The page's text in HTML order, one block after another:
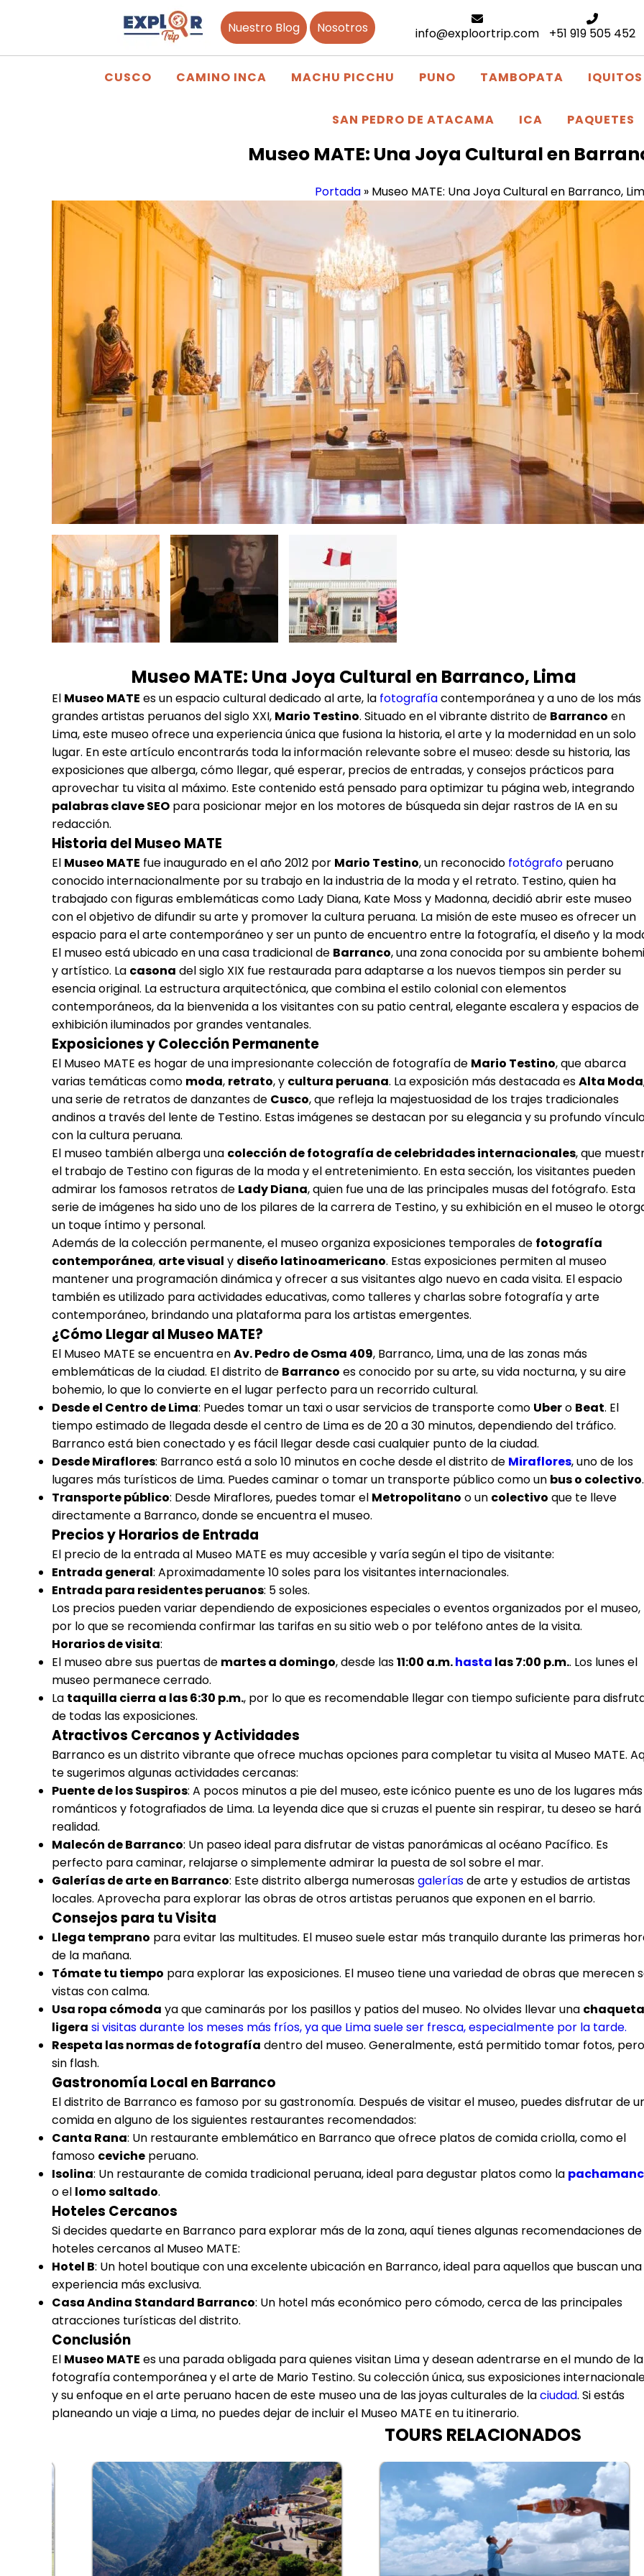
Nuestro Blog Nosotros info@exploortrip.com +51 919 505 452
CUSCO CAMINO INCA MACHU PICCHU PUNO TAMBOPATA IQUITOS
SAN PEDRO DE ATACAMA ICA PAQUETES
Museo MATE: Una Joya Cultural en
Portada» Museo MATE: Una Joya Cultural en Barranco,
Museo MATE: Una Joya Cultural en Barranco, Lima
El Museo MATE es un espacio cultural dedicado al arte, la fotografíacontemporánea y a uno de los más
grandes artistas peruanos del siglo XXI, Mario Testino. Situado en el vibrante distrito de Barranco en
Lima, este museo ofrece una experiencia única que fusiona la historia, el arte y la modernidad en un solo
lugar. En este artículo encontrarás toda la información relevante sobre el museo: desde su historia, las
exposiciones que alberga, cómo llegar, qué esperar, precios de entradas, y consejos prácticos para
aprovechar tu visita al máximo. Este contenido está pensado para optimizar tu página web, integrando
palabras clave SEO para posicionar mejor en los motores de búsqueda sin dejar rastros de IA en su
redacción.
Historia del Museo MATE
El Museo MATE fue inaugurado en el año 2012 por Mario Testino, un reconocido fotógrafo peruano
conocido internacionalmente por su trabajo en la industria de la moda y el retrato. Testino, quien ha
trabajado con figuras emblemáticas como Lady Diana, Kate Moss y Madonna, decidió abrir este museo
con el objetivo de difundir su arte y promover la cultura peruana. La misión de este museo es ofrecer un
espacio para el arte contemporáneo y ser un punto de encuentro entre la fotografía, el diseño y la
El museo está ubicado en una casa tradicional de Barranco, una zona conocida por su ambiente
y artístico. La casona del siglo XIX fue restaurada para adaptarse a los nuevos tiempos sin perder su
esencia original. La estructura arquitectónica, que combina el estilo colonial con elementos
contemporáneos, da la bienvenida a los visitantes con su patio central, elegante escalera y espacios de
exhibición iluminados por grandes ventanales.
Exposiciones y Colección Permanente
El Museo MATE es hogar de una impresionante colección de fotografía de Mario Testino, que abarca
varias temáticas como moda, retrato, y cultura peruana. La exposición más destacada esAlta Moda
una serie de retratos de danzantes de Cusco, que refleja la majestuosidad de los trajes tradicionales
andinos a través del lente de Testino. Estas imágenes se destacan por su elegancia y su profundo
con la cultura peruana.
El museo también alberga una colección de fotografía de celebridades internacionales, que
el trabajo de Testino con figuras de la moda y el entretenimiento. En esta sección, los visitantes pueden
admirar los famosos retratos de Lady Diana, quien fue una de las principales musas del fotógrafo. Esta
serie de imágenes ha sido uno de los pilares de la carrera de Testino, y su exhibición en el museo le
un toque íntimo y personal.
Además de la colección permanente, el museo organiza exposiciones temporales de fotografía
contemporánea, arte visual y diseño latinoamericano. Estas exposiciones permiten al museo
mantener una programación dinámica y ofrecer a sus visitantes algo nuevo en cada visita. El espacio
también es utilizado para actividades educativas, como talleres y charlas sobre fotografía y arte
contemporáneo, brindando una plataforma para los artistas emergentes.
¿Cómo Llegar al Museo MATE?
El Museo MATE se encuentra enAv. Pedro de Osma 409, Barranco, Lima, una de las zonas más
emblemáticas de la ciudad. El distrito de Barranco es conocido por su arte, su vida nocturna, y su aire
bohemio, lo que lo convierte en el lugar perfecto para un recorrido cultural.
Desde el Centro de Lima: Puedes tomar un taxi o usar servicios de transporte como Ubero Beat. El
tiempo estimado de llegada desde el centro de Lima es de 20 a 30 minutos, dependiendo del tráfico.
Barranco está bien conectado y es fácil llegar desde casi cualquier punto de la ciudad.
Desde Miraflores: Barranco está a solo 10 minutos en coche desde el distrito de Miraflores, uno de los
lugares más turísticos de Lima. Puedes caminar o tomar un transporte público como un bus o colectivo.
Transporte público: Desde Miraflores, puedes tomar el Metropolitano o un colectivo que te lleve
directamente a Barranco, donde se encuentra el museo.
Precios y Horarios de Entrada
El precio de la entrada al Museo MATE es muy accesible y varía según el tipo de visitante:
Entrada general: Aproximadamente 10 soles para los visitantes internacionales.
Entrada para residentes peruanos: 5 soles.
Los precios pueden variar dependiendo de exposiciones especiales o eventos organizados por el museo,
por lo que se recomienda confirmar las tarifas en su sitio web o por teléfono antes de la visita.
Horarios de visita:
El museo abre sus puertas de martes a domingo, desde las11:00 a.m.hasta las 7:00 p.m.. Los lunes el
museo permanece cerrado.
La taquilla cierra a las 6:30 p.m., por lo que es recomendable llegar con tiempo suficiente para
de todas las exposiciones.
Atractivos Cercanos y Actividades
Barranco es un distrito vibrante que ofrece muchas opciones para completar tu visita al Museo MATE.
te sugerimos algunas actividades cercanas:
Puente de los Suspiros: A pocos minutos a pie del museo, este icónico puente es uno de los lugares más
románticos y fotografiados de Lima. La leyenda dice que si cruzas el puente sin respirar, tu deseo se hará
realidad.
Malecón de Barranco: Un paseo ideal para disfrutar de vistas panorámicas al océano Pacífico. Es
perfecto para caminar, relajarse o simplemente admirar la puesta de sol sobre el mar.
Galerías de arte en Barranco: Este distrito alberga numerosasgaleríasde arte y estudios de artistas
locales. Aprovecha para explorar las obras de otros artistas peruanos que exponen en el barrio.
Consejos para tu Visita
Llega temprano para evitar las multitudes. El museo suele estar más tranquilo durante las primeras
de la mañana.
Tómate tu tiempo para explorar las exposiciones. El museo tiene una variedad de obras que merecen
vistas con calma.
Usa ropa cómoda ya que caminarás por los pasillos y patios del museo. No olvides llevar una chaqueta
ligera si visitas durante los meses más fríos, ya que Lima suele ser fresca, especialmente por la tarde.
Respeta las normas de fotografía dentro del museo. Generalmente, está permitido tomar fotos, pero
sin flash.
Gastronomía Local en Barranco
El distrito de Barranco es famoso por su gastronomía. Después de visitar el museo, puedes disfrutar de
comida en alguno de los siguientes restaurantes recomendados:
Canta Rana: Un restaurante emblemático en Barranco que ofrece platos de comida criolla, como el
famoso ceviche peruano.
Isolina: Un restaurante de comida tradicional peruana, ideal para degustar platos como la
o el lomo saltado.
Hoteles Cercanos
Si decides quedarte en Barranco para explorar más de la zona, aquí tienes algunas recomendaciones de
hoteles cercanos al Museo MATE:
Hotel B: Un hotel boutique con una excelente ubicación en Barranco, ideal para aquellos que buscan una
experiencia más exclusiva.
Casa Andina Standard Barranco: Un hotel más económico pero cómodo, cerca de las principales
atracciones turísticas del distrito.
Conclusión
El Museo MATE es una parada obligada para quienes visitan Lima y desean adentrarse en el mundo de la
fotografía contemporánea y el arte de Mario Testino. Su colección única, sus exposiciones
y su enfoque en el arte peruano hacen de este museo una de las joyas culturales de laciudad. Si estás
planeando un viaje a Lima, no puedes dejar de incluir el Museo MATE en tu itinerario.
TOURS RELACIONADOS